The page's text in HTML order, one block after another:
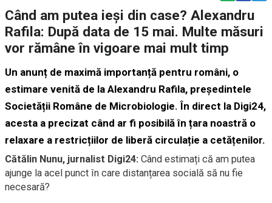
Când am putea ieși din case? Alexandru
Rafila: După data de 15 mai. Multe măsuri
vor rămâne în vigoare mai mult timp
Un anunț de maximă importanță pentru români, o
estimare venită de la Alexandru Rafila, președintele
Societății Române de Microbiologie. În direct la Digi24,
acesta a precizat când ar fi posibilă în țara noastră o
relaxare a restricțiilor de liberă circulație a cetățenilor.
Cătălin Nunu, jurnalist Digi24: Când estimați că am putea
ajunge la acel punct în care distanțarea socială să nu fie
necesară?